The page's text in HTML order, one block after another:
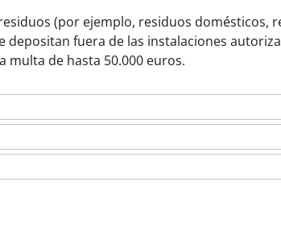
(por ejemplo, residuos domésticos,
fuera de las instalaciones
multa de hasta 50.000 euros.